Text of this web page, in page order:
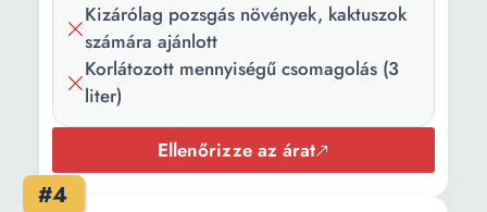
Kizárólag pozsgás növények, kaktuszok
számára ajánlott
Korlátozott mennyiségű csomagolás (3
liter)
Ellenőrizze az árat
#4